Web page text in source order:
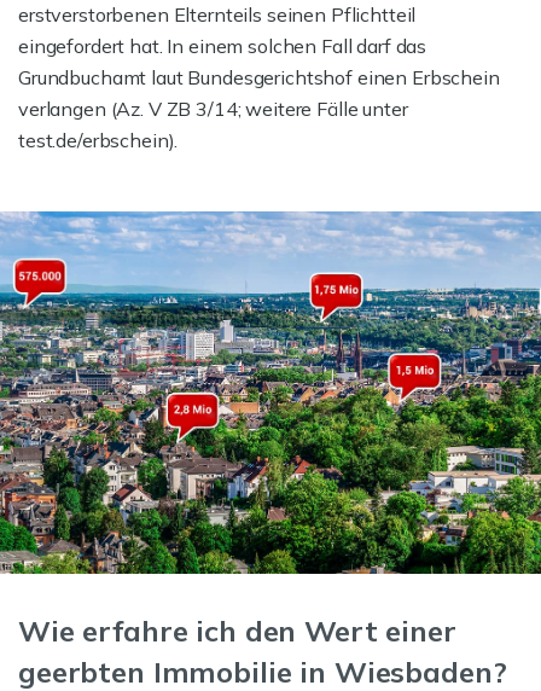
erstverstorbenen Elternteils seinen Pflichtteil
eingefordert hat. In einem solchen Fall darf das
Grundbuchamt laut Bundesgerichtshof einen Erbschein
verlangen (Az. V ZB 3/14; weitere Fälle unter
test.de/erbschein).
Wie erfahre ich den Wert einer
geerbten Immobilie in Wiesbaden?